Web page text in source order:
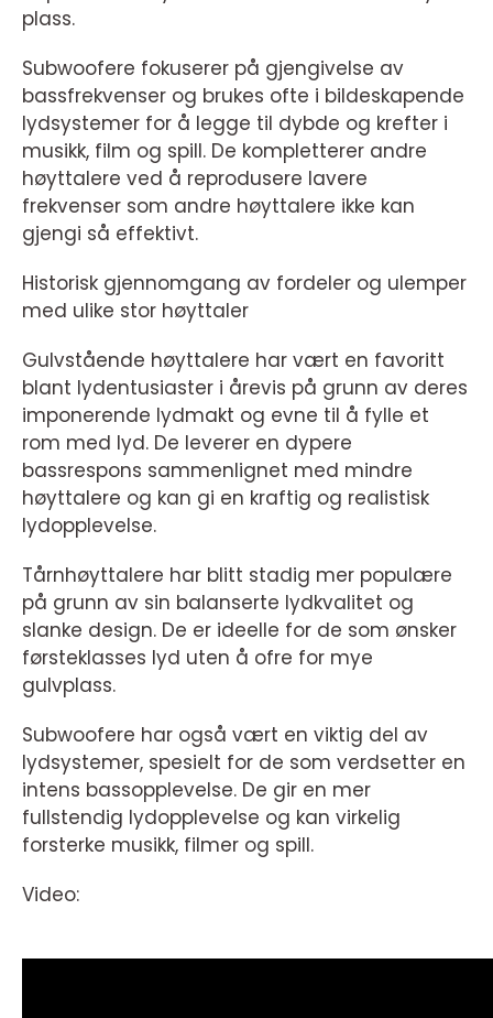
plass.
Subwoofere fokuserer på gjengivelse av
bassfrekvenser og brukes ofte i bildeskapende
lydsystemer for å legge til dybde og krefter i
musikk, film og spill. De kompletterer andre
høyttalere ved å reprodusere lavere
frekvenser som andre høyttalere ikke kan
gjengi så effektivt.
Historisk gjennomgang av fordeler og ulemper
med ulike stor høyttaler
Gulvstående høyttalere har vært en favoritt
blant lydentusiaster i årevis på grunn av deres
imponerende lydmakt og evne til å fylle et
rom med lyd. De leverer en dypere
bassrespons sammenlignet med mindre
høyttalere og kan gi en kraftig og realistisk
lydopplevelse.
Tårnhøyttalere har blitt stadig mer populære
på grunn av sin balanserte lydkvalitet og
slanke design. De er ideelle for de som ønsker
førsteklasses lyd uten å ofre for mye
gulvplass.
Subwoofere har også vært en viktig del av
lydsystemer, spesielt for de som verdsetter en
intens bassopplevelse. De gir en mer
fullstendig lydopplevelse og kan virkelig
forsterke musikk, filmer og spill.
Video: